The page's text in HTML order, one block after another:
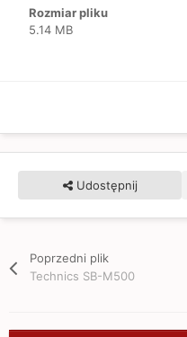
Rozmiar pliku
5.14 MB
Udostępnij
Poprzedni plik
Technics SB-M500